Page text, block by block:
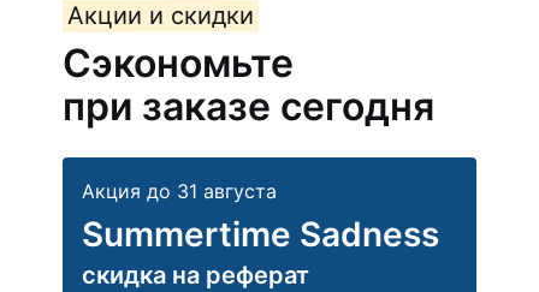
Акции и скидки
Сэкономьте
при заказе сегодня
Акция до 31 августа
Summertime Sadness
скидка на реферат